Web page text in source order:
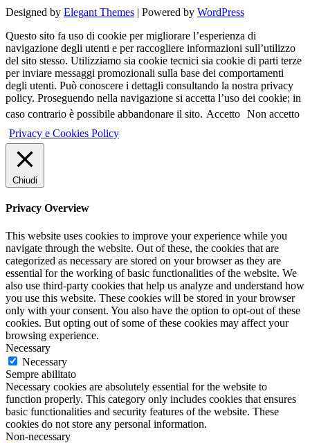
Designed by Elegant Themes | Powered by WordPress
Questo sito fa uso di cookie per migliorare l’esperienza di
navigazione degli utenti e per raccogliere informazioni sull’utilizzo
del sito stesso. Utilizziamo sia cookie tecnici sia cookie di parti terze
per inviare messaggi promozionali sulla base dei comportamenti
degli utenti. Può conoscere i dettagli consultando la nostra privacy
policy. Proseguendo nella navigazione si accetta l’uso dei cookie; in
caso contrario è possibile abbandonare il sito. Accetto Non accetto
Privacy e Cookies Policy
Chiudi
Privacy Overview
This website uses cookies to improve your experience while you
navigate through the website. Out of these, the cookies that are
categorized as necessary are stored on your browser as they are
essential for the working of basic functionalities of the website. We
also use third-party cookies that help us analyze and understand how
you use this website. These cookies will be stored in your browser
only with your consent. You also have the option to opt-out of these
cookies. But opting out of some of these cookies may affect your
browsing experience.
Necessary
Necessary
Sempre abilitato
Necessary cookies are absolutely essential for the website to
function properly. This category only includes cookies that ensures
basic functionalities and security features of the website. These
cookies do not store any personal information.
Non-necessary